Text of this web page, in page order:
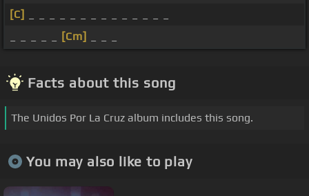
[C]
[Cm]
Facts about this song
The Unidos Por La Cruz album includes this song.
You may also like to play